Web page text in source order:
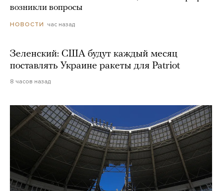
возникли вопросы
НОВОСТИ час назад
Зеленский: США будут каждый месяц
поставлять Украине ракеты для Patriot
8 часов назад